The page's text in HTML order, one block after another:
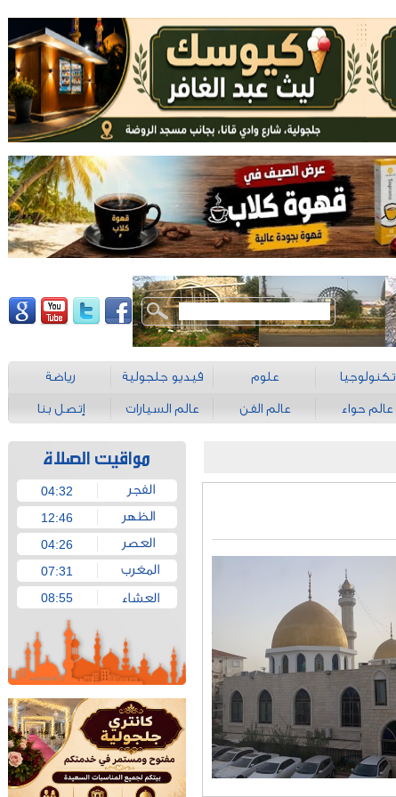
تكنولوجيا علوم فيديو جلجولية رياضة
عالم حواء عالم الفن عالم السيارات إتصل بنا
04:32
12:46
04:26
07:31
08:55